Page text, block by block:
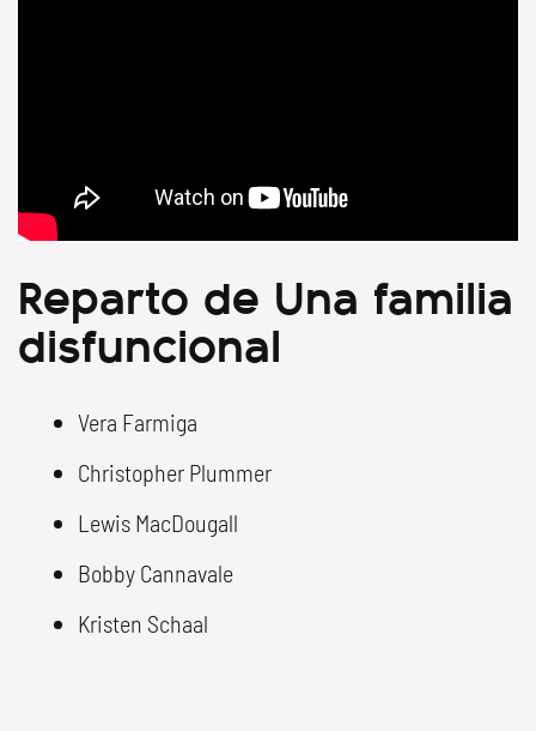
Reparto de Una familia
disfuncional
Vera Farmiga
Christopher Plummer
Lewis MacDougall
Bobby Cannavale
Kristen Schaal